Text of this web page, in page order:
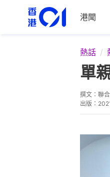
港聞
熱話
單
撰文： 聯
出版：